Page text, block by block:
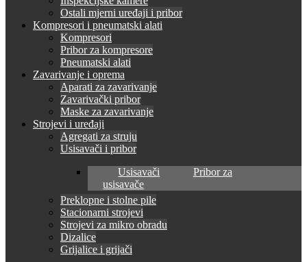
Ostali mjerni uređaji i pribor
Kompresori i pneumatski alati
Kompresori
Pribor za kompresore
Pneumatski alati
Zavarivanje i oprema
Aparati za zavarivanje
Zavarivački pribor
Maske za zavarivanje
Strojevi i uređaji
Agregati za struju
Usisavači i pribor
Usisavači
Pribor za
usisavače
Preklopne i stolne pile
Stacionarni strojevi
Strojevi za mikro obradu
Dizalice
Grijalice i grijači